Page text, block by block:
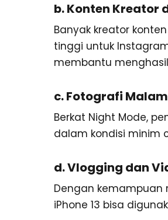
b. Konten Kreator
Banyak kreator
tinggi untuk
membantu
c. Fotografi Malam
Berkat Night Mode,
dalam kondisi minim
d. Vlogging dan
Dengan kemampuan
iPhone 13 bisa